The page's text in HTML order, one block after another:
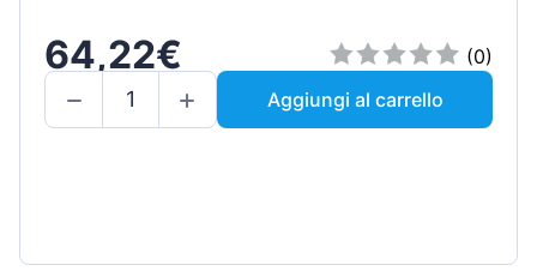
64,22€
(0)
Aggiungi al carrello